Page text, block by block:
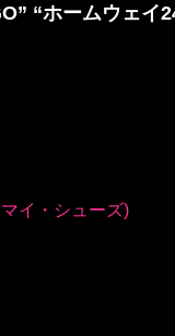
“ホームウェイ
イ・シューズ)